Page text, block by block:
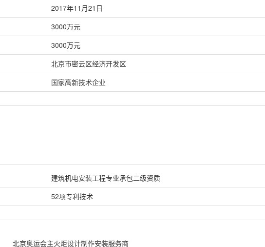
2017年11月21日
3000万元
3000万元
北京市密云区经济开发区
国家高新技术企业
建筑机电安装工程专业承包二级资质
52项专利技术
北京奥运会主火炬设计制作安装服务商